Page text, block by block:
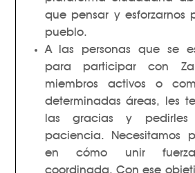
que pensar y esforzarnos
pueblo.
A las personas que se
para participar con
miembros activos o
determinadas áreas, les
las gracias y
paciencia. Necesitamos
en cómo unir
coordinada. Con ese